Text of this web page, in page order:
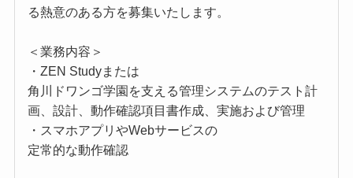
る熱意のある方を募集いたします。
＜業務内容＞
・ZEN Studyまたは
角川ドワンゴ学園を支える管理システムのテスト計
画、設計、動作確認項目書作成、実施および管理
・スマホアプリやWebサービスの
定常的な動作確認